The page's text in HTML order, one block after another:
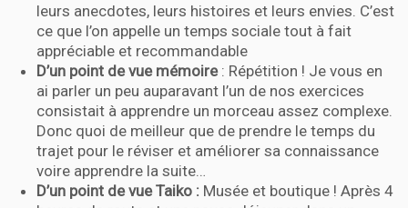
leurs anecdotes, leurs histoires et leurs envies. C’est
ce que l’on appelle un temps sociale tout à fait
appréciable et recommandable
D’un point de vue mémoire : Répétition ! Je vous en
ai parler un peu auparavant l’un de nos exercices
consistait à apprendre un morceau assez complexe.
Donc quoi de meilleur que de prendre le temps du
trajet pour le réviser et améliorer sa connaissance
voire apprendre la suite…
D’un point de vue Taiko : Musée et boutique ! Après 4